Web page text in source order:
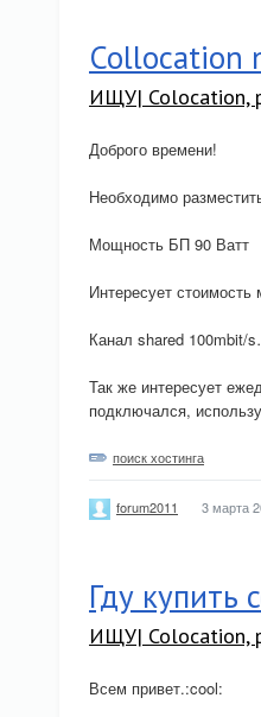
Collocation
ИЩУ| Colocation,
Доброго времени!
Необходимо
Мощность БП 90 Ватт
Интересует
Канал shared 100mbit/
Так же интересует
подключался,
поиск хостинга
forum2011 3 марта
Гду купить
ИЩУ| Colocation,
Всем привет.:cool: